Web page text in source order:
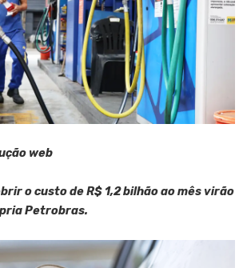
web
o custo de R$ 1,2 bilhão ao mês virão
Petrobras.